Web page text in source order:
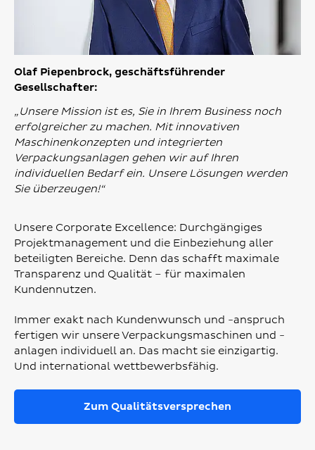
Olaf Piepenbrock, geschäftsführender
Gesellschafter:
„Unsere Mission ist es, Sie in Ihrem Business noch
erfolgreicher zu machen. Mit innovativen
Maschinenkonzepten und integrierten
Verpackungsanlagen gehen wir auf Ihren
individuellen Bedarf ein. Unsere Lösungen werden
Sie überzeugen!“
Unsere Corporate Excellence: Durchgängiges
Projektmanagement und die Einbeziehung aller
beteiligten Bereiche. Denn das schafft maximale
Transparenz und Qualität – für maximalen
Kundennutzen.
Immer exakt nach Kundenwunsch und -anspruch
fertigen wir unsere Verpackungsmaschinen und -
anlagen individuell an. Das macht sie einzigartig.
Und international wettbewerbsfähig.
Zum Qualitätsversprechen